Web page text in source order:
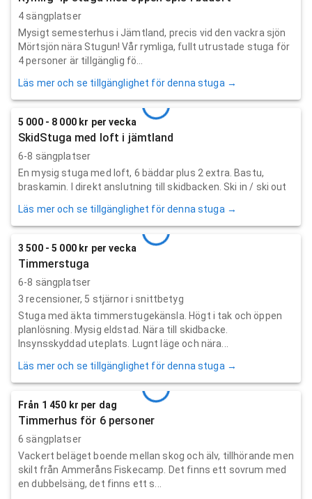
4 sängplatser
Mysigt semesterhus i Jämtland, precis vid den vackra sjön
Mörtsjön nära Stugun! Vår rymliga, fullt utrustade stuga för
4 personer är tillgänglig fö...
Läs mer och se tillgänglighet för denna stuga →
5 000 - 8 000 kr per vecka
SkidStuga med loft i jämtland
6-8 sängplatser
En mysig stuga med loft, 6 bäddar plus 2 extra. Bastu,
braskamin. I direkt anslutning till skidbacken. Ski in / ski out
Läs mer och se tillgänglighet för denna stuga →
3 500 - 5 000 kr per vecka
Timmerstuga
6-8 sängplatser
3 recensioner, 5 stjärnor i snittbetyg
Stuga med äkta timmerstugekänsla. Högt i tak och öppen
planlösning. Mysig eldstad. Nära till skidbacke.
Insynsskyddad uteplats. Lugnt läge och nära...
Läs mer och se tillgänglighet för denna stuga →
Från 1 450 kr per dag
Timmerhus för 6 personer
6 sängplatser
Vackert beläget boende mellan skog och älv, tillhörande men
skilt från Ammeråns Fiskecamp. Det finns ett sovrum med
en dubbelsäng, det finns ett s...